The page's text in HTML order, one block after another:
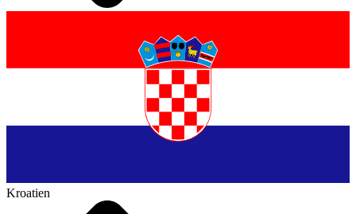
Kroatien